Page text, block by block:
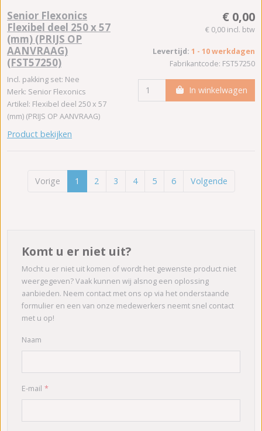
Senior Flexonics
Flexibel deel 250 x 57
(mm) (PRIJS OP
AANVRAAG)
(FST57250)
Incl. pakking set: Nee
Merk: Senior Flexonics
Artikel: Flexibel deel 250 x 57
(mm) (PRIJS OP AANVRAAG)
Product bekijken
€ 0,00
€ 0,00 incl. btw
Levertijd: 1 - 10 werkdagen
Fabrikantcode: FST57250
In winkelwagen
Vorige 1 2 3 4 5 6 Volgende
Komt u er niet uit?
Mocht u er niet uit komen of wordt het gewenste product niet
weergegeven? Vaak kunnen wij alsnog een oplossing
aanbieden. Neem contact met ons op via het onderstaande
formulier en een van onze medewerkers neemt snel contact
met u op!
Naam
E-mail